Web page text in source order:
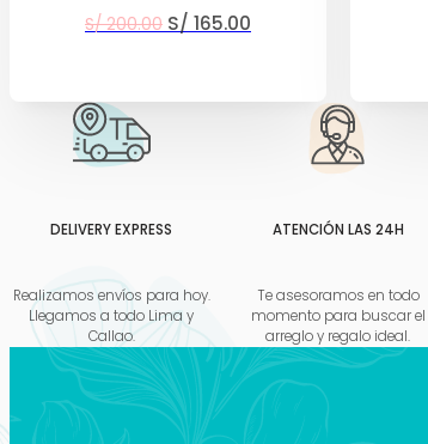
S/200.00 El
era:
S/ 165.00
es:
S/ 165.00.
DELIVERY EXPRESS
Realizamos envíos para hoy.
Llegamos a todo Lima y
Callao.
ATENCIÓN LAS 24H
Te asesoramos en todo
momento para buscar el
arreglo y regalo ideal.